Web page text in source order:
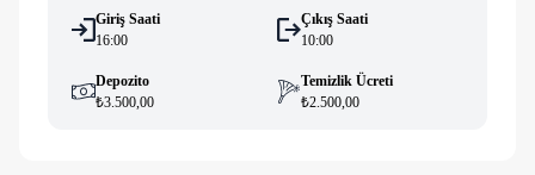
Giriş Saati
16:00
Çıkış Saati
10:00
Depozito
₺3.500,00
Temizlik Ücreti
₺2.500,00